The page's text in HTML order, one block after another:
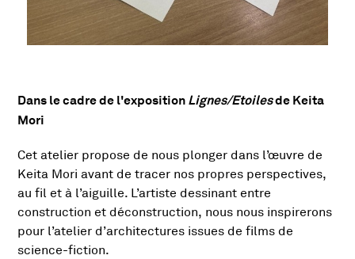
Présentation de l'activité
Dans le cadre de l'exposition Lignes/Etoilesde Keita
Mori
Cet atelier propose de nous plonger dans l’œuvre de
Keita Mori avant de tracer nos propres perspectives,
au fil et à l’aiguille. L’artiste dessinant entre
construction et déconstruction, nous nous inspirerons
pour l’atelier d’architectures issues de films de
science-fiction.